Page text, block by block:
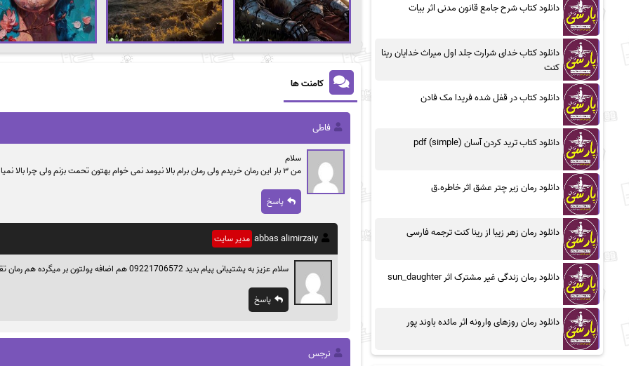
کامنت ها
فاطی
سلام
من ۳ بار این رمان خریدم ولی رمان برام بالا نیومد نمی خوام بهتون تحمت بزنم ولی چرا بالا نمیاد لطفا کمکم کنید چون من نزدیک به ۷۰ تومان هزینه کردم که این رمان برام بالا بیاد
پاسخ
abbas alimirzaiy مدیر سایت
سلام عزیز به پشتیبانی پیام بدید 09221706572 هم اضافه پولتون بر میگرده هم رمان تقدیم میشه
پاسخ
نرجس
دانلود کتاب شرح جامع قانون مدنی اثر بیات
دانلود کتاب خدای شرارت جلد اول میراث خدایان رینا
کنت
دانلود کتاب در قفل شده فریدا مک فادن
دانلود کتاب ترید کردن آسان (simple) pdf
دانلود رمان زیر چتر عشق اثر خاطره.ق
دانلود رمان زهر زیبا از رینا کنت ترجمه فارسی
دانلود رمان زندگی غیر مشترک اثر sun_daughter
دانلود رمان روزهای وارونه اثر مائده باوند پور